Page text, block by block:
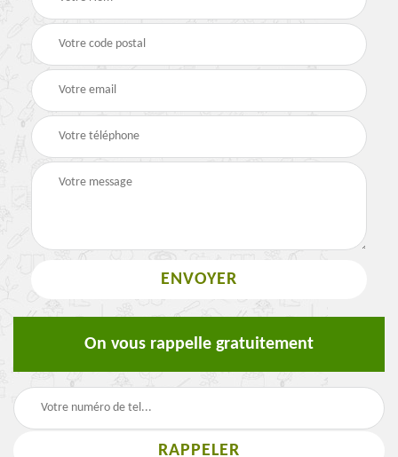
On vous rappelle gratuitement